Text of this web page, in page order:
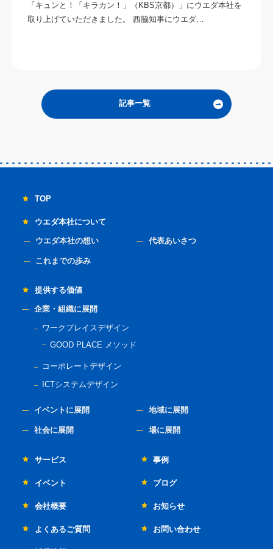
「キュンと！「キラカン！」（KBS京都）」にウエダ本社を
取り上げていただきました。 西脇知事にウエダ…
記事一覧
TOP
ウエダ本社について
ウエダ本社の想い 代表あいさつ
これまでの歩み
提供する価値
企業・組織に展開
ワークプレイスデザイン
GOOD PLACE メソッド
コーポレートデザイン
ICTシステムデザイン
イベントに展開 地域に展開
社会に展開 場に展開
サービス 事例
イベント ブログ
会社概要 お知らせ
よくあるご質問 お問い合わせ